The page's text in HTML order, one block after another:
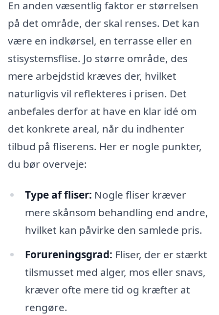
En anden væsentlig faktor er størrelsen
på det område, der skal renses. Det kan
være en indkørsel, en terrasse eller en
stisystemsflise. Jo større område, des
mere arbejdstid kræves der, hvilket
naturligvis vil reflekteres i prisen. Det
anbefales derfor at have en klar idé om
det konkrete areal, når du indhenter
tilbud på fliserens. Her er nogle punkter,
du bør overveje:
Type af fliser: Nogle fliser kræver
mere skånsom behandling end andre,
hvilket kan påvirke den samlede pris.
Forureningsgrad: Fliser, der er stærkt
tilsmusset med alger, mos eller snavs,
kræver ofte mere tid og kræfter at
rengøre.